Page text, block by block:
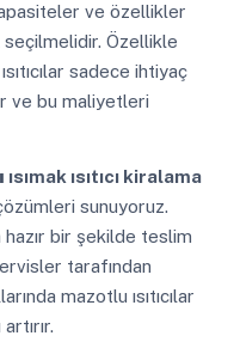
ve özellikler
Özellikle
sadece ihtiyaç
ve bu maliyetleri
ısımak ısıtıcı kiralama
sunuyoruz.
hazır bir şekilde teslim
tarafından
mazotlu ısıtıcılar